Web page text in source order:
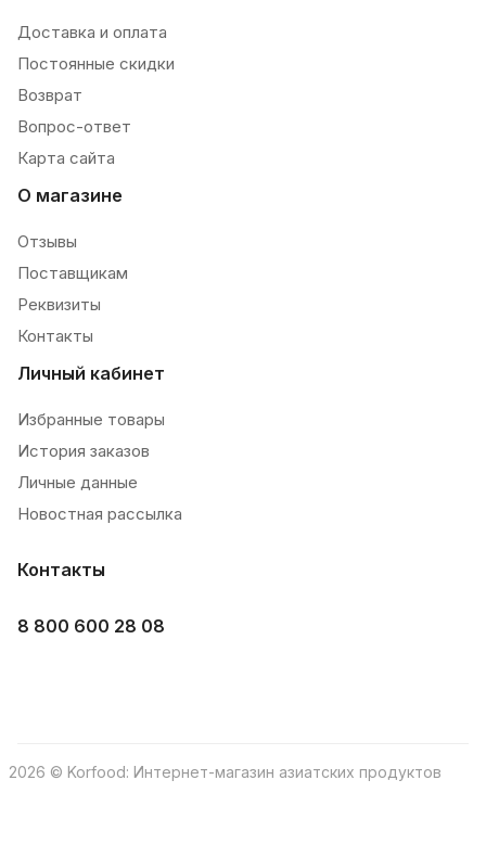
Доставка и оплата
Постоянные скидки
Возврат
Вопрос-ответ
Карта сайта
О магазине
Отзывы
Поставщикам
Реквизиты
Контакты
Личный кабинет
Избранные товары
История заказов
Личные данные
Новостная рассылка
Контакты
8 800 600 28 08
2026 © Korfood: Интернет-магазин азиатских продуктов